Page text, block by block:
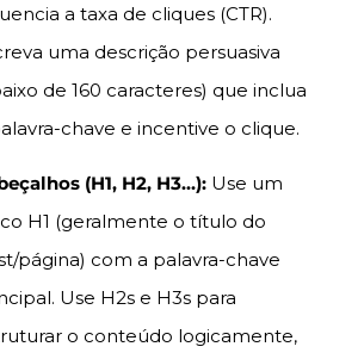
a taxa de cliques (CTR).
uma descrição persuasiva
de 160 caracteres) que inclua
chave e incentive o clique.
(H1, H2, H3…): Use um
H1 (geralmente o título do
página) com a palavra-chave
Use H2s e H3s para
o conteúdo logicamente,